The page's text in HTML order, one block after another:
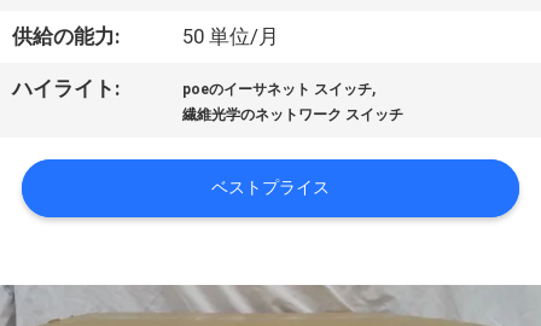
に
つ
て
場
供給の能力: 50 単位/月
ハイライト: poeのイーサネット スイッチ,
繊維光学のネットワーク スイッチ
ベストプライス